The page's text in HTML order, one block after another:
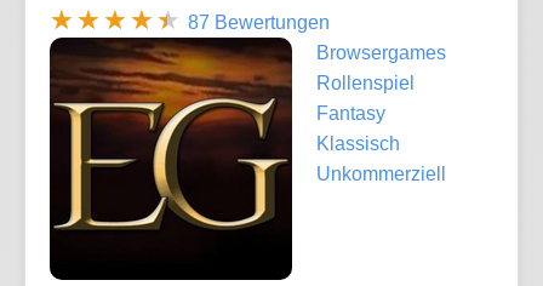
87 Bewertungen
Browsergames
Rollenspiel
Fantasy
Klassisch
Unkommerziell